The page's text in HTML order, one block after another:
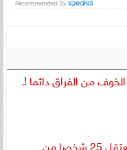
من الفراق دائما !.
الشرطة الإيطالية تعتقل 25 شخصا من